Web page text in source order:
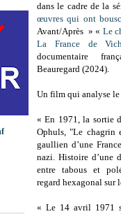
dans le cadre de la
œuvres qui ont
Avant/Après » « Le
La France de
documentaire
Beauregard (2024).
Un film qui analyse le
« En 1971, la sortie
Ophuls, "Le
gaullien d’une
nazi. Histoire d’une
entre tabous et
regard hexagonal sur
« Le 14 avril 1971